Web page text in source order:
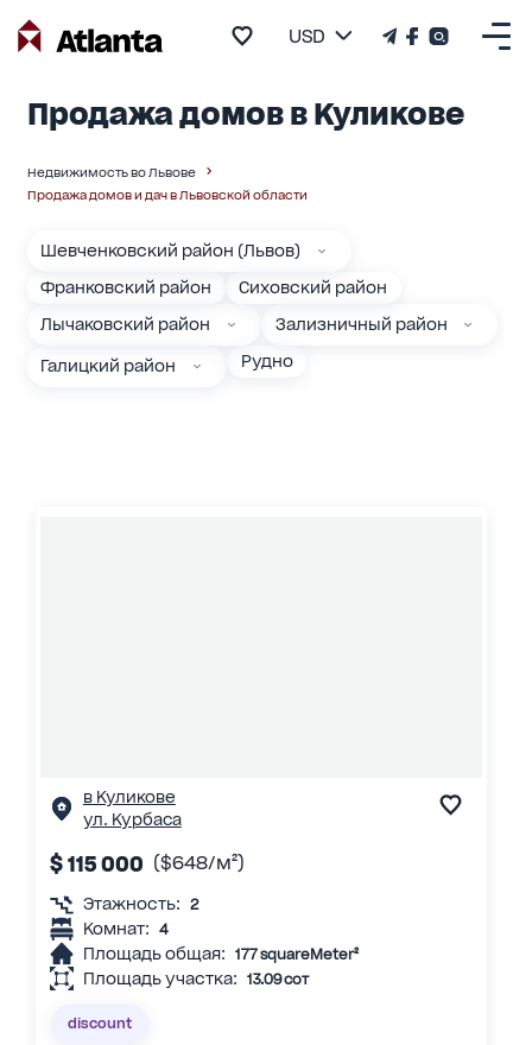
USD
Продажа домов в Куликове
Недвижимость во Львове
Продажа домов и дач в Львовской области
Шевченковский район (Львов)
Франковский район
Сиховский район
Лычаковский район
Зализничный район
Галицкий район Рудно
в Куликове
ул. Курбаса
$ 115 000 ($648/м²)
Этажность: 2
Комнат: 4
Площадь общая: 177 squareMeter²
Площадь участка: 13.09 сот
discount